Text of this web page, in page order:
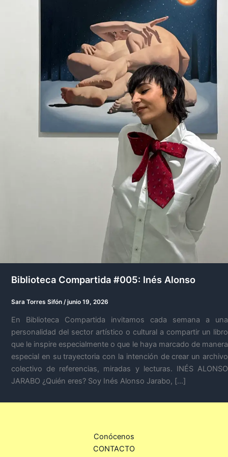
Biblioteca Compartida #005: Inés Alonso
Sara Torres Sifón /junio 19, 2026
En Biblioteca Compartida invitamos cada semana a una
personalidad del sector artístico o cultural a compartir un libro
que le inspire especialmente o que le haya marcado de manera
especial en su trayectoria con la intención de crear un archivo
colectivo de referencias, miradas y lecturas. INÉS ALONSO
JARABO ¿Quién eres? Soy Inés Alonso Jarabo, […]
Conócenos
CONTACTO